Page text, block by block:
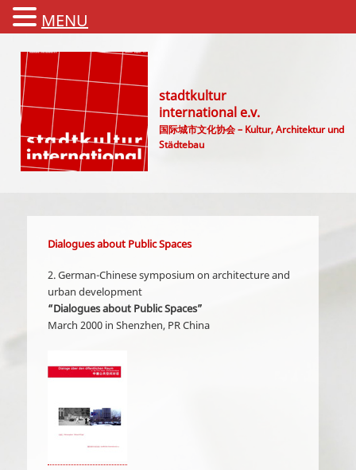
stadtkultur
international e.v.
国际城市文化协会 – Kultur, Architektur und
Städtebau
Dialogues about Public Spaces
2. German-Chinese symposium on architecture and
urban development
“Dialogues about Public Spaces”
March 2000 in Shenzhen, PR China
MENU